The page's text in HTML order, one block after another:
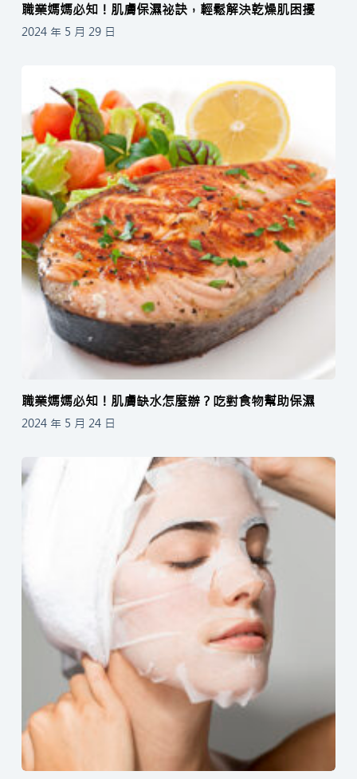
職業媽媽必知！肌膚保濕祕訣，輕鬆解決乾燥肌困擾
2024 年 5 月 29 日
職業媽媽必知！肌膚缺水怎麼辦？吃對食物幫助保濕
2024 年 5 月 24 日